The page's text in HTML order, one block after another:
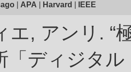
APA Harvard IEEE
エ, アンリ. “
「ディジタ